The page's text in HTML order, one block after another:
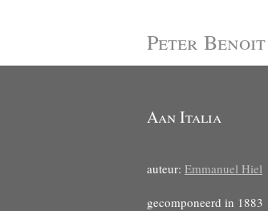
Peter
Aan Italia
auteur: Emmanuel Hiel
gecomponeerd in 1883